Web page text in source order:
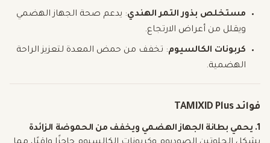
مستخلص بذور التمر الهندي: يدعم صحة الجهاز الهضمي
ويقلل من أعراض الارتجاع.
كربونات الكالسيوم: تخفف من حمض المعدة لتعزيز الراحة
الهضمية.
فوائد TAMIXID Plus
1. يحمي بطانة الجهاز الهضمي ويخفف من الحموضة الزائدة